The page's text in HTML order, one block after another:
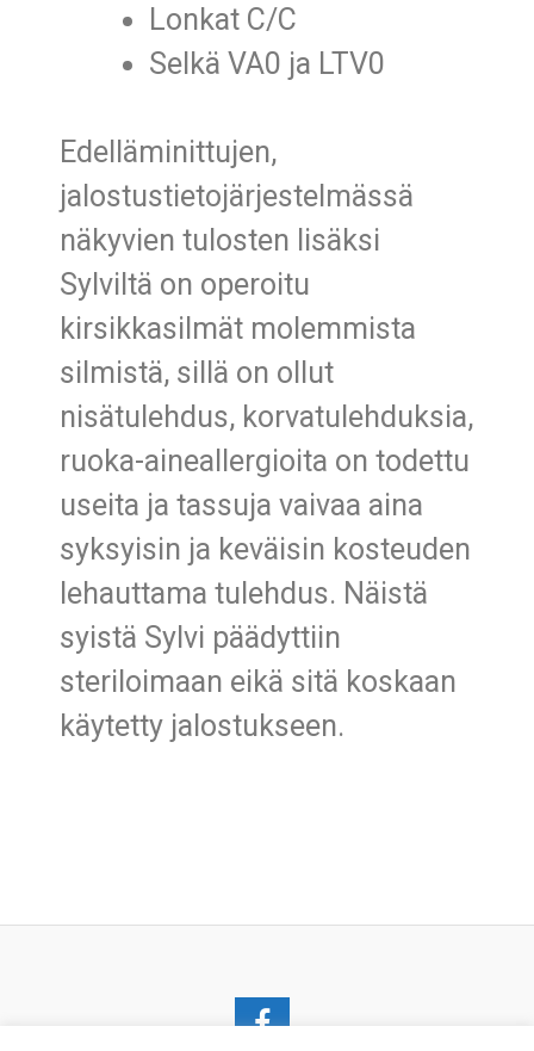
Lonkat C/C
Selkä VA0 ja LTV0
Edelläminittujen,
jalostustietojärjestelmässä
näkyvien tulosten lisäksi
Sylviltä on operoitu
kirsikkasilmät molemmista
silmistä, sillä on ollut
nisätulehdus, korvatulehduksia,
ruoka-aineallergioita on todettu
useita ja tassuja vaivaa aina
syksyisin ja keväisin kosteuden
lehauttama tulehdus. Näistä
syistä Sylvi päädyttiin
steriloimaan eikä sitä koskaan
käytetty jalostukseen.